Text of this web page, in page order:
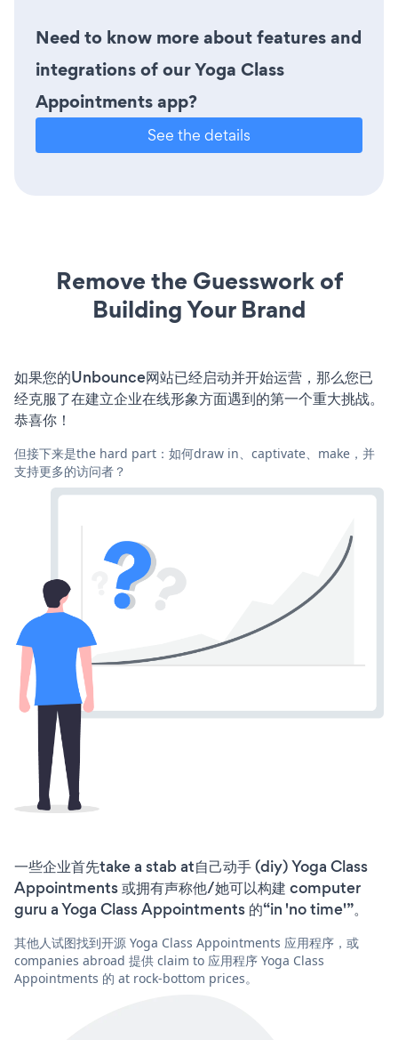
Need to know more about features and
integrations of our Yoga Class
Appointments app?
See the details
Remove the Guesswork of
Building Your Brand
如果您的Unbounce网站已经启动并开始运营，那么您已
经克服了在建立企业在线形象方面遇到的第一个重大挑战。
恭喜你！
但接下来是the hard part：如何draw in、captivate、make，并
支持更多的访问者？
一些企业首先take a stab at自己动手 (diy) Yoga Class
Appointments 或拥有声称他/她可以构建 computer
guru a Yoga Class Appointments 的“in 'no time'”。
其他人试图找到开源 Yoga Class Appointments 应用程序，或
companies abroad 提供 claim to 应用程序 Yoga Class
Appointments 的 at rock-bottom prices。